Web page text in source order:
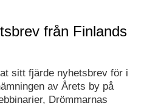
från Finlands
sitt fjärde nyhetsbrev för i
av Årets by på
Drömmarnas